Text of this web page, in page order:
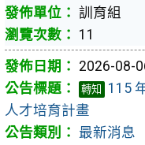
訓育組
11
2026-08-
轉知
115
人才培育計畫
最新消息